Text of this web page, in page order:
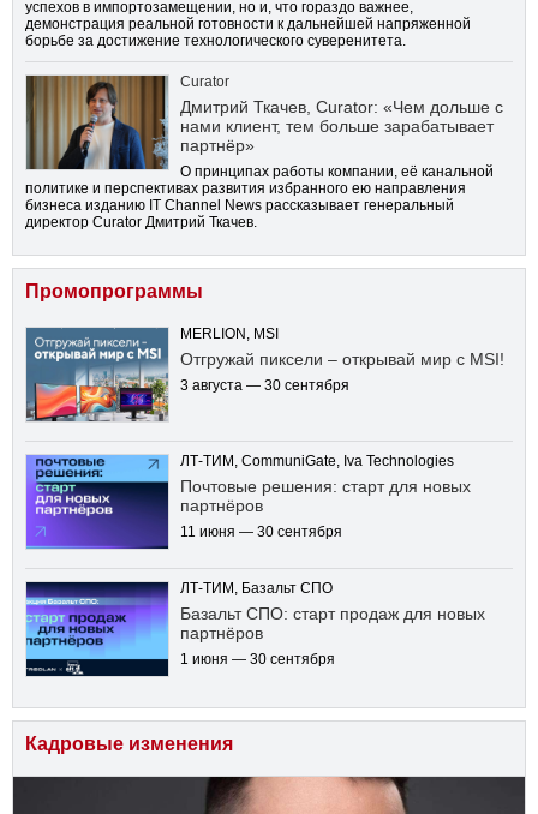
успехов в импортозамещении, но и, что гораздо важнее,
демонстрация реальной готовности к дальнейшей напряженной
борьбе за достижение технологического суверенитета.
Curator
Дмитрий Ткачев, Curator: «Чем дольше с
нами клиент, тем больше зарабатывает
партнёр»
О принципах работы компании, её канальной
политике и перспективах развития избранного ею направления
бизнеса изданию IT Channel News рассказывает генеральный
директор Curator Дмитрий Ткачев.
Промопрограммы
MERLION, MSI
Отгружай пиксели – открывай мир с MSI!
3 августа — 30 сентября
ЛТ-ТИМ, CommuniGate, Iva Technologies
Почтовые решения: старт для новых
партнёров
11 июня — 30 сентября
ЛТ-ТИМ, Базальт СПО
Базальт СПО: старт продаж для новых
партнёров
1 июня — 30 сентября
Кадровые изменения